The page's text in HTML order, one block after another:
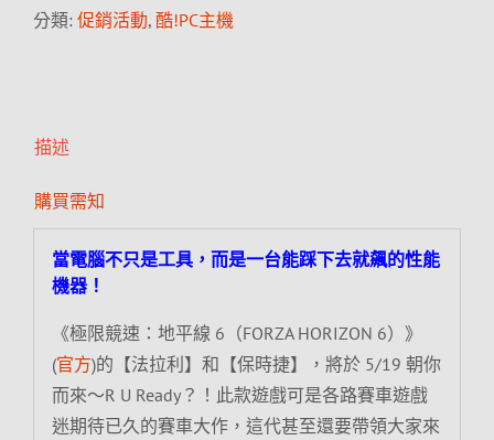
分類: 促銷活動, 酷!PC主機
描述
購買需知
當電腦不只是工具，而是一台能踩下去就飆的性能
機器！
《極限競速：地平線 6（FORZA HORIZON 6）》
(官方)的【法拉利】和【保時捷】，將於 5/19 朝你
而來～R U Ready？！此款遊戲可是各路賽車遊戲
迷期待已久的賽車大作，這代甚至還要帶領大家來